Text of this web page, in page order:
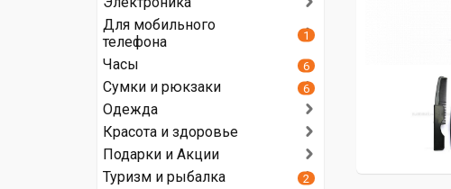
Для мобильного
телефона
1
Часы 6
Сумки и рюкзаки 6
Одежда
Красота и здоровье
Подарки и Акции
Туризм и рыбалка
2